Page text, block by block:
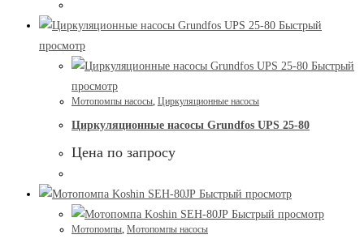
Быстрый
просмотр
Быстрый
просмотр
Мотопомпы насосы Циркуляционные насосы
Циркуляционные насосы Grundfos UPS 25-80
Цена по запросу
Быстрый просмотр
Быстрый просмотр
Мотопомпы Мотопомпы насосы